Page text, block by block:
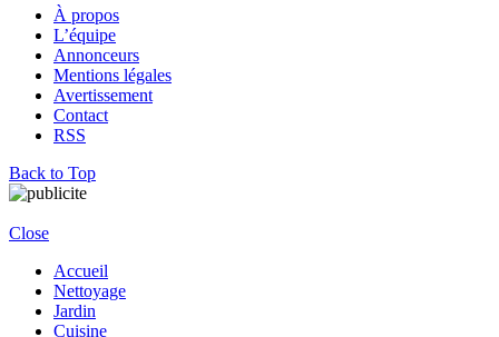
À propos
L’équipe
Annonceurs
Mentions légales
Avertissement
Contact
RSS
Back to Top
Close
Accueil
Nettoyage
Jardin
Cuisine